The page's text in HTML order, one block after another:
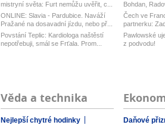
mistryní světa: Furt nemůžu uvěřit, c...
ONLINE: Slavia - Pardubice. Naváží
Pražané na dosavadní jízdu, nebo př...
Povstání Teplic: Kardiologa naštěstí
nepotřebuji, smál se Frťala. Prom...
Bohdan,
Čech ve
partnerku:
zásahov...
Pawlowské
z podvodu!
Věda a technika
Nejlepší chytré hodinky
Daňové